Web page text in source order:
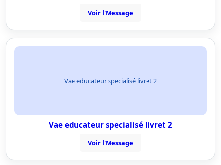
Voir l'Message
Vae educateur specialisé livret 2
Vae educateur specialisé livret 2
Voir l'Message